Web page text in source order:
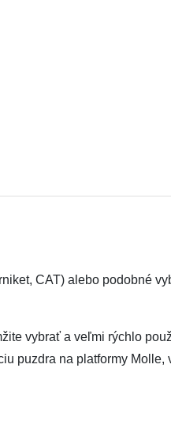
CAT) alebo podobné
vybrať a veľmi rýchlo
puzdra na platformy Molle,